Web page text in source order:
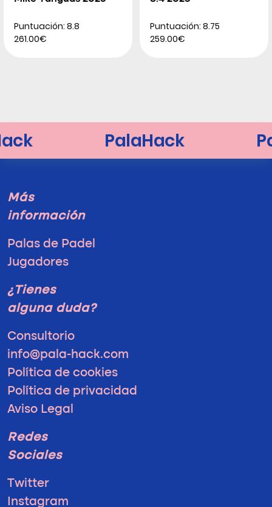
Puntuación: 8.8
261.00€
Puntuación: 8.75
259.00€
Más
información
Palas de Padel
Jugadores
¿Tienes
alguna duda?
Consultorio
info@pala-hack.com
Política de cookies
Política de privacidad
Aviso Legal
Redes
Sociales
Twitter
Instagram